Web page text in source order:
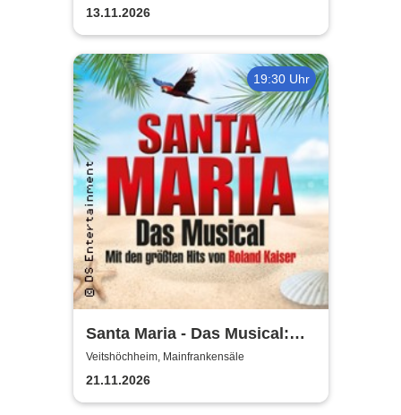
13.11.2026
19:30 Uhr
Santa Maria - Das Musical:
Insel wie aus Träumen
geboren
Veitshöchheim, Mainfrankensäle
21.11.2026